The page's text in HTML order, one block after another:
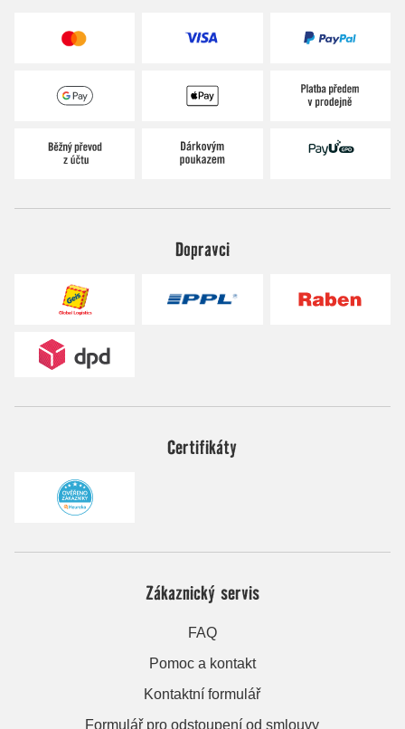
Dopravci
Certifikáty
Zákaznický servis
FAQ
Pomoc a kontakt
Kontaktní formulář
Formulář pro odstoupení od smlouvy